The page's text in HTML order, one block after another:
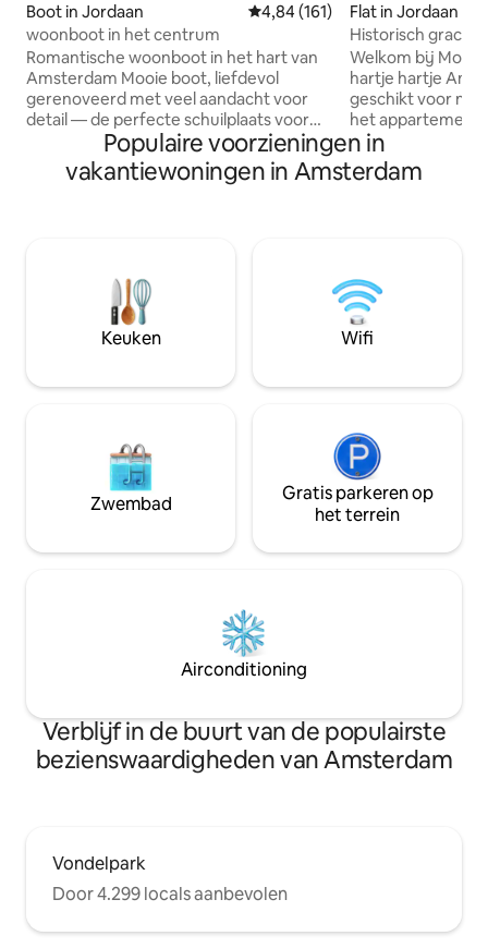
Boot in Jordaan Gemiddelde beoordeling van
4,84 (161)
woonboot in het centrum
Romantische woonboot in het hart van
Amsterdam Mooie boot, liefdevol
gerenoveerd met veel aandacht voor
detail — de perfecte schuilplaats voor
een romantisch stel. Een gezellige
slaapkamer plus een extra
tweepersoonsbed/lounge aan de
van een boom 🌳, of geniet van een
prachtig uitzicht op de gracht vanuit de
stuurcabine. De Volledig uitgerust met
alle comfort: wifi, airconditioning,
Flat in Jordaan
Historisch
Jordaan!
Welkom bij
hartje hartje
geschikt voor
het appartement,
ons
slaapbank in de
gezinservaring in
levendige plek in
Nederlands
op de
Populaire voorzieningen in
vakantiewoningen in Amsterdam
Keuken Wifi
Zwembad
Gratis parkeren op
het terrein
Airconditioning
Verblijf in de buurt van de populairste
bezienswaardigheden van Amsterdam
Vondelpark
Door 4.299 locals aanbevolen